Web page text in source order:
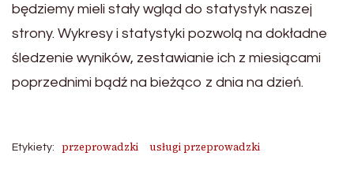
będziemy mieli stały wgląd do statystyk naszej
strony. Wykresy i statystyki pozwolą na dokładne
śledzenie wyników, zestawianie ich z miesiącami
poprzednimi bądź na bieżąco z dnia na dzień.
Etykiety: przeprowadzki usługi przeprowadzki